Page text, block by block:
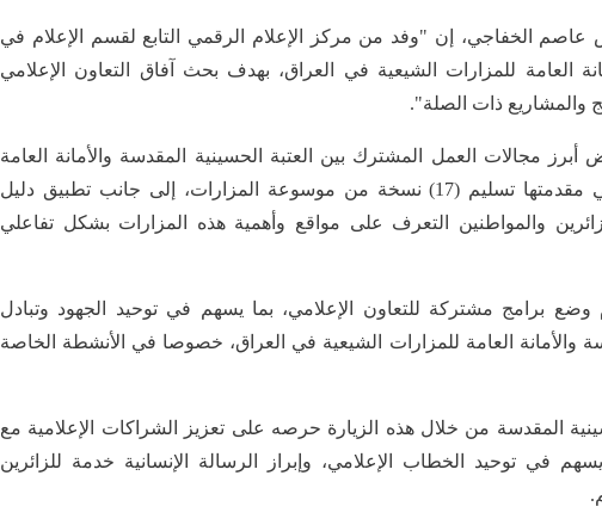
الخفاجي، إن "وفد من مركز الإعلام الرقمي التابع لقسم الإعلام في
العامة للمزارات الشيعية في العراق، بهدف بحث آفاق التعاون الإعلامي
والمشاريع ذات الصلة".
مجالات العمل المشترك بين العتبة الحسينية المقدسة والأمانة العامة
للمزارات الشيعية في العراق، وفي مقدمتها تسليم (17) نسخة من موسوعة المزارات، إلى جانب تطبيق دليل
والمواطنين التعرف على مواقع وأهمية هذه المزارات بشكل تفاعلي
وضع برامج مشتركة للتعاون الإعلامي، بما يسهم في توحيد الجهود وتبادل
والأمانة العامة للمزارات الشيعية في العراق، خصوصا في الأنشطة الخاصة
المقدسة من خلال هذه الزيارة حرصه على تعزيز الشراكات الإعلامية مع
يسهم في توحيد الخطاب الإعلامي، وإبراز الرسالة الإنسانية خدمة للزائرين